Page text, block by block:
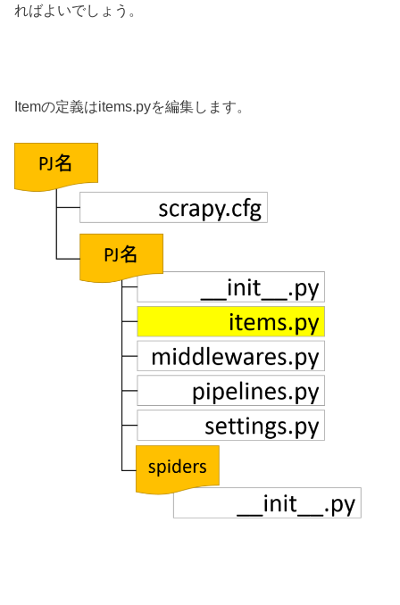
ればよいでしょう。
Itemの定義はitems.pyを編集します。